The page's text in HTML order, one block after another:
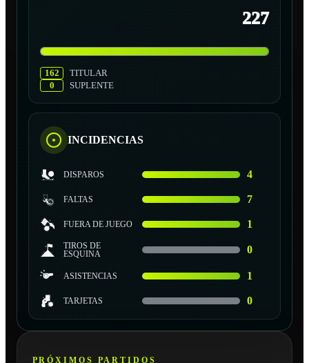
227
162
TITULAR
0
SUPLENTE
INCIDENCIAS
DISPAROS 4
FALTAS 7
FUERA DE JUEGO 1
TIROS DE
ESQUINA
0
ASISTENCIAS 1
TARJETAS 0
PRÓXIMOS PARTIDOS